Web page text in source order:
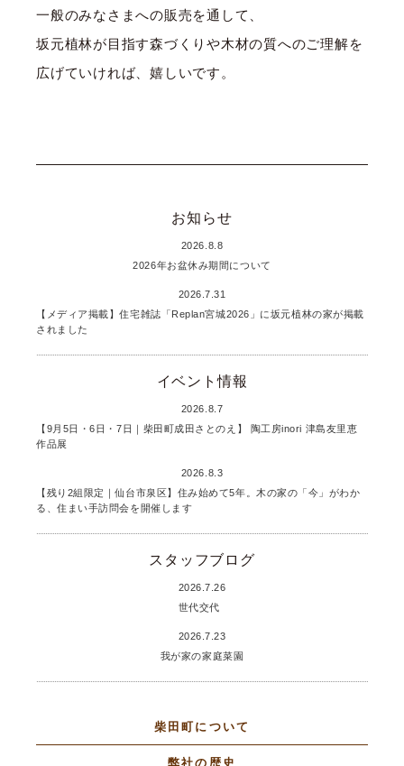
一般のみなさまへの販売を通して、
坂元植林が目指す森づくりや木材の質へのご理解を
広げていければ、嬉しいです。
お知らせ
2026.8.8
2026年お盆休み期間について
2026.7.31
【メディア掲載】住宅雑誌「Replan宮城2026」に坂元植林の家が掲載
されました
イベント情報
2026.8.7
【9月5日・6日・7日｜柴田町成田さとのえ】 陶工房inori 津島友里恵
作品展
2026.8.3
【残り2組限定｜仙台市泉区】住み始めて5年。木の家の「今」がわか
る、住まい手訪問会を開催します
スタッフブログ
2026.7.26
世代交代
2026.7.23
我が家の家庭菜園
柴田町について
弊社の歴史